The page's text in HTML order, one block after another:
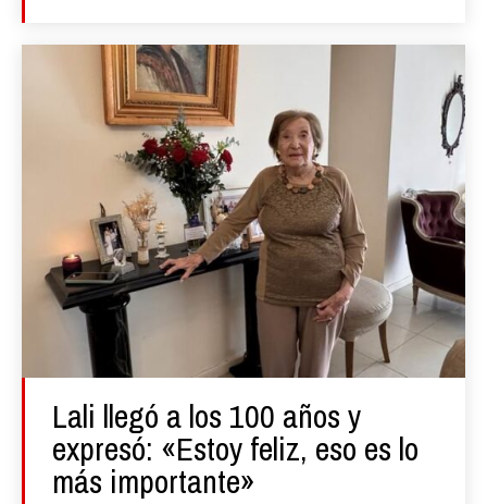
Lali llegó a los 100 años y
expresó: «Estoy feliz, eso es lo
más importante»